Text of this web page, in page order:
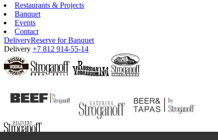
Restaurants & Projects
Banquet
Events
Contact
DeliveryReserve for Banquet
Delivery +7 812 914-55-14